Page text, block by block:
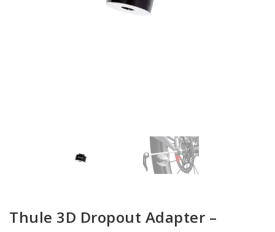
Thule 3D Dropout Adapter –